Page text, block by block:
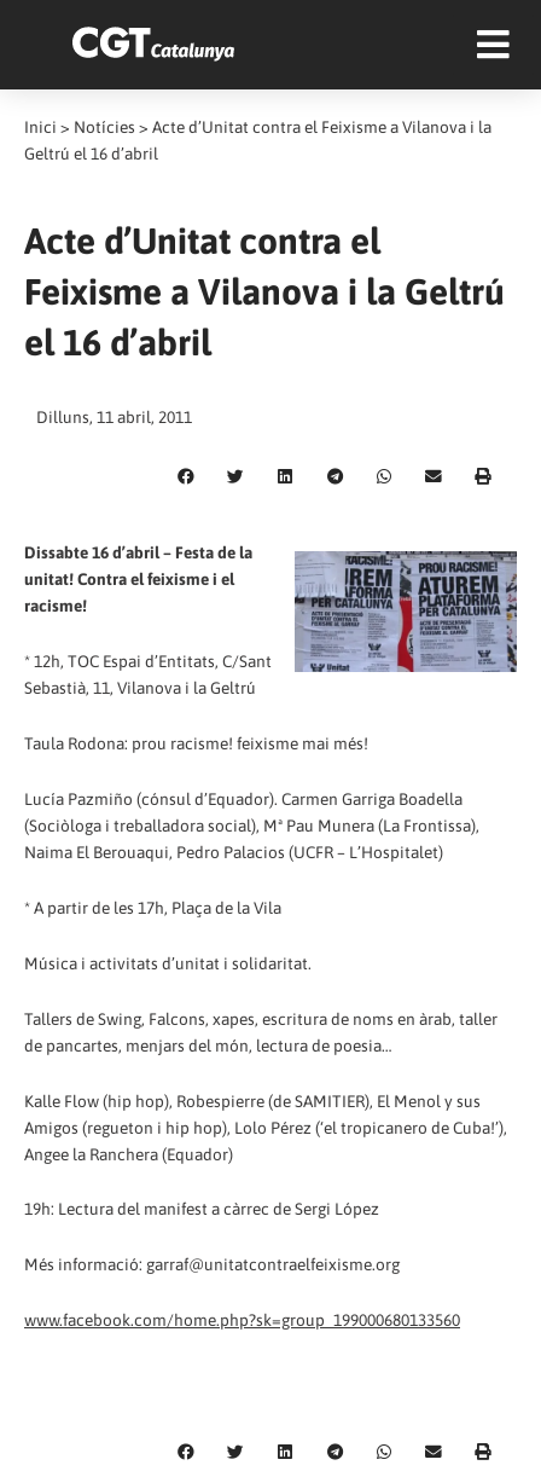
Inici > Notícies > Acte d’Unitat contra el Feixisme a Vilanova i la
Geltrú el 16 d’abril
Acte d’Unitat contra el
Feixisme a Vilanova i la Geltrú
el 16 d’abril
Dilluns, 11 abril, 2011
Dissabte 16 d’abril – Festa de la
unitat! Contra el feixisme i el
racisme!
* 12h, TOC Espai d’Entitats, C/Sant
Sebastià, 11, Vilanova i la Geltrú
Taula Rodona: prou racisme! feixisme mai més!
Lucía Pazmiño (cónsul d’Equador). Carmen Garriga Boadella
(Sociòloga i treballadora social), Mª Pau Munera (La Frontissa),
Naima El Berouaqui, Pedro Palacios (UCFR – L’Hospitalet)
* A partir de les 17h, Plaça de la Vila
Música i activitats d’unitat i solidaritat.
Tallers de Swing, Falcons, xapes, escritura de noms en àrab, taller
de pancartes, menjars del món, lectura de poesia…
Kalle Flow (hip hop), Robespierre (de SAMITIER), El Menol y sus
Amigos (regueton i hip hop), Lolo Pérez (‘el tropicanero de Cuba!’),
Angee la Ranchera (Equador)
19h: Lectura del manifest a càrrec de Sergi López
Més informació: garraf@unitatcontraelfeixisme.org
www.facebook.com/home.php?sk=group_199000680133560